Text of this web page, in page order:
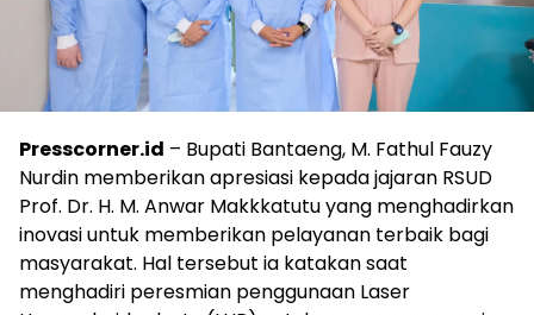
Presscorner.id – Bupati Bantaeng, M. Fathul Fauzy
Nurdin memberikan apresiasi kepada jajaran RSUD
Prof. Dr. H. M. Anwar Makkkatutu yang menghadirkan
inovasi untuk memberikan pelayanan terbaik bagi
masyarakat. Hal tersebut ia katakan saat
menghadiri peresmian penggunaan Laser